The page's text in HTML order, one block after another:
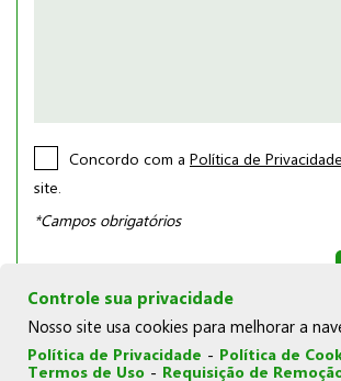
Concordo com a Política de Privacidade
site.
*Campos obrigatórios
© Copyright 2026 | Joka Novelos |
Controle sua privacidade
Nosso site usa cookies para melhorar a
Política de Privacidade - Política de
Termos de Uso - Requisição de